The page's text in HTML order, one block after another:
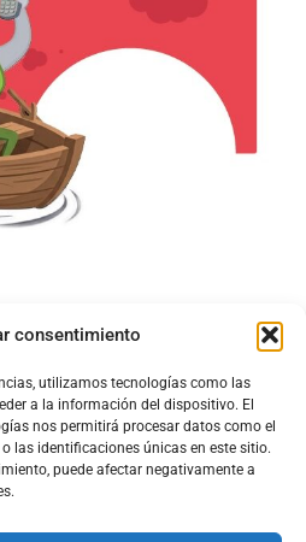
consentimiento
utilizamos tecnologías como las
a la información del dispositivo. El
nos permitirá procesar datos como el
las identificaciones únicas en este sitio.
puede afectar negativamente a